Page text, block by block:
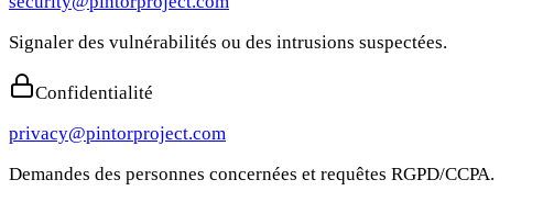
Signaler des vulnérabilités ou des intrusions suspectées.
Confidentialité
privacy@pintorproject.com
Demandes des personnes concernées et requêtes RGPD/CCPA.